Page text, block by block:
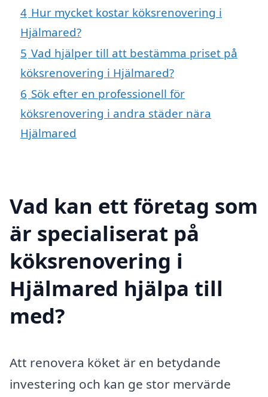
4 Hur mycket kostar köksrenovering i
Hjälmared?
5 Vad hjälper till att bestämma priset på
köksrenovering i Hjälmared?
6 Sök efter en professionell för
köksrenovering i andra städer nära
Hjälmared
Vad kan ett företag som
är specialiserat på
köksrenovering i
Hjälmared hjälpa till
med?
Att renovera köket är en betydande
investering och kan ge stor mervärde